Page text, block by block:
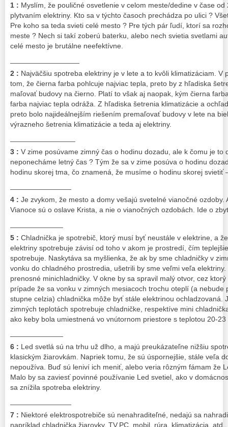
1 : Myslím, že pouličné osvetlenie v celom meste/dedine v čase
plytvaním elektriny. Kto sa v týchto časoch prechádza po ulici ?
Pre koho sa teda svieti celé mesto ? Pre tých pár ľudí, ktorí sa
meste ? Nech si takí zoberú baterku, alebo nech svietia svetlami
celé mesto je brutálne neefektívne.
2 : Najväčšiu spotreba elektriny je v lete a to kvôli klimatizáciam. V
tom, že čierna farba pohlcuje najviac tepla, preto by z hľadiska
maľovať budovy na čierno. Platí to však aj naopak, kým čierna
farba najviac tepla odráža. Z hľadiska šetrenia klimatizácie a
preto bolo najideálnejším riešením premaľovať budovy v lete na
výrazneho šetrenia klimatizácie a teda aj elektriny.
3 : V zime posúvame zimný čas o hodinu dozadu, ale k čomu je to
neponecháme letný čas ? Tým že sa v zime posúva o hodinu
hodinu skorej tma, čo znamená, že musíme o hodinu skorej svietiť
4 : Je zvykom, že mesto a domy vešajú svetelné vianočné ozdoby.
Vianoce sú o oslave Krista, a nie o vianočných ozdobách. Ide o
5 : Chladnička je spotrebič, ktorý musí byť neustále v elektrine, a
elektriny spotrebuje závisí od toho v akom je prostredí, čím
spotrebuje. Naskytáva sa myšlienka, že ak by sme chladničky v
vonku do chladného prostredia, ušetrili by sme veľmi veľa
prenosné minichladničky. V okne by sa spravil malý otvor, cez
prípade že sa vonku v zimných mesiacoch trochu oteplí (a nebude
stupne celzia) chladnička môže byť stále elektrinou ochladzovaná.
zimných teplotách spotrebuje chladničke, respektíve mini
ako keby bola umiestnená vo vnútornom priestore s teplotou 20-23
6 : Led svetlá sú na trhu už dlho, a majú preukázateľne nižšiu
klasickým žiarovkám. Napriek tomu, že sú úspornejšie, stále veľa
nepoužíva. Buď sú leniví ich meniť, alebo veria rôzným fámam že
Malo by sa zaviesť povinné používanie Led svetiel, ako v
sa znížila spotreba elektriny.
7 : Niektoré elektrospotrebiče sú nenahraditeľné, nedajú sa
napríklad chladnička,žiarovky, TV,PC, mobil, rúra, klimatizácia,